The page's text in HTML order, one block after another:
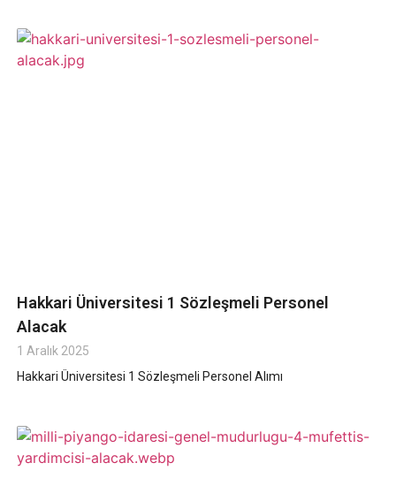
Hakkari Üniversitesi 1 Sözleşmeli Personel
Alacak
1 Aralık 2025
Hakkari Üniversitesi 1 Sözleşmeli Personel Alımı